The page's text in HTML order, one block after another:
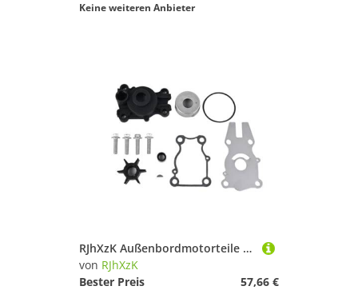
Keine weiteren Anbieter
RJhXzK Außenbordmotorteile Passend for ymh 40/50/60HP Gummi-Wasserpumpen-Reparatursatz 63D-W0078-01
von RJhXzK
Bester Preis
57,66 €